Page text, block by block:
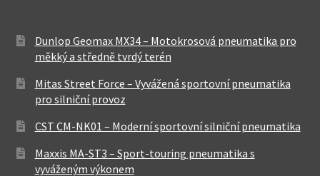
Dunlop Geomax MX34 – Motokrosová pneumatika pro
měkký a středně tvrdý terén
Mitas Street Force – Vyvážená sportovní pneumatika
pro silniční provoz
CST CM-NK01 – Moderní sportovní silniční pneumatika
Maxxis MA-ST3 – Sport-touring pneumatika s
vyváženým výkonem